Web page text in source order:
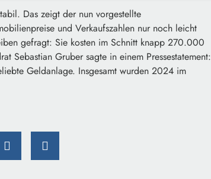
Das zeigt der nun vorgestellte
und Verkaufszahlen nur noch leicht
gefragt: Sie kosten im Schnitt knapp 270.000
Sebastian Gruber sagte in einem Pressestatement:
Geldanlage. Insgesamt wurden 2024 im